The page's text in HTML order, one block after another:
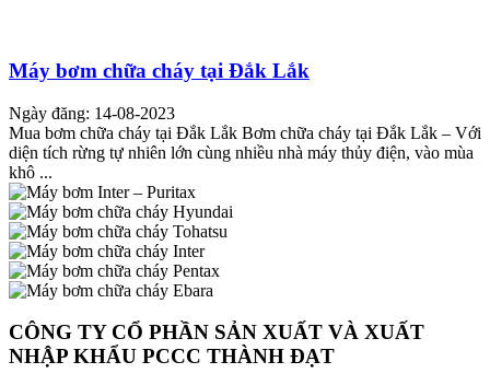
Máy bơm chữa cháy tại Đắk Lắk
Ngày đăng: 14-08-2023
Mua bơm chữa cháy tại Đắk Lắk Bơm chữa cháy tại Đắk Lắk – Với
diện tích rừng tự nhiên lớn cùng nhiều nhà máy thủy điện, vào mùa
khô ...
CÔNG TY CỔ PHẦN SẢN XUẤT VÀ XUẤT
NHẬP KHẨU PCCC THÀNH ĐẠT